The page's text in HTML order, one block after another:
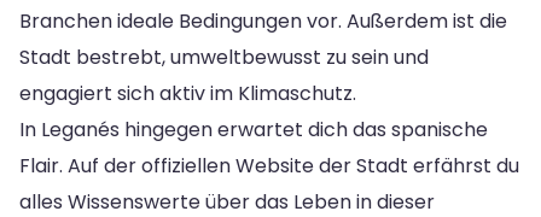
Branchen ideale Bedingungen vor. Außerdem ist die
Stadt bestrebt, umweltbewusst zu sein und
engagiert sich aktiv im Klimaschutz.
In Leganés hingegen erwartet dich das spanische
Flair. Auf der offiziellen Website der Stadt erfährst du
alles Wissenswerte über das Leben in dieser